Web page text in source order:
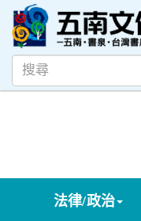
法律/政治